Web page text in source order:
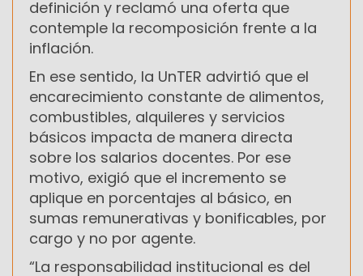
definición y reclamó una oferta que
contemple la recomposición frente a la
inflación.
En ese sentido, la UnTER advirtió que el
encarecimiento constante de alimentos,
combustibles, alquileres y servicios
básicos impacta de manera directa
sobre los salarios docentes. Por ese
motivo, exigió que el incremento se
aplique en porcentajes al básico, en
sumas remunerativas y bonificables, por
cargo y no por agente.
“La responsabilidad institucional es del